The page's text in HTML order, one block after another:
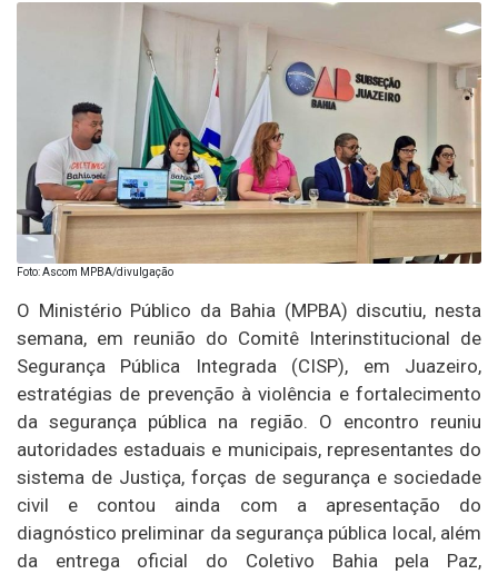
Foto: Ascom MPBA/divulgação
O Ministério Público da Bahia (MPBA) discutiu, nesta
semana, em reunião do Comitê Interinstitucional de
Segurança Pública Integrada (CISP), em Juazeiro,
estratégias de prevenção à violência e fortalecimento
da segurança pública na região. O encontro reuniu
autoridades estaduais e municipais, representantes do
sistema de Justiça, forças de segurança e sociedade
civil e contou ainda com a apresentação do
diagnóstico preliminar da segurança pública local, além
da entrega oficial do Coletivo Bahia pela Paz,